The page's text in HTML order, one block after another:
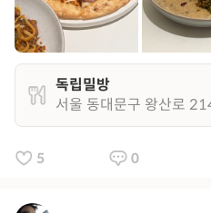
독립밀방
서울 동대문구 왕산로
5 0